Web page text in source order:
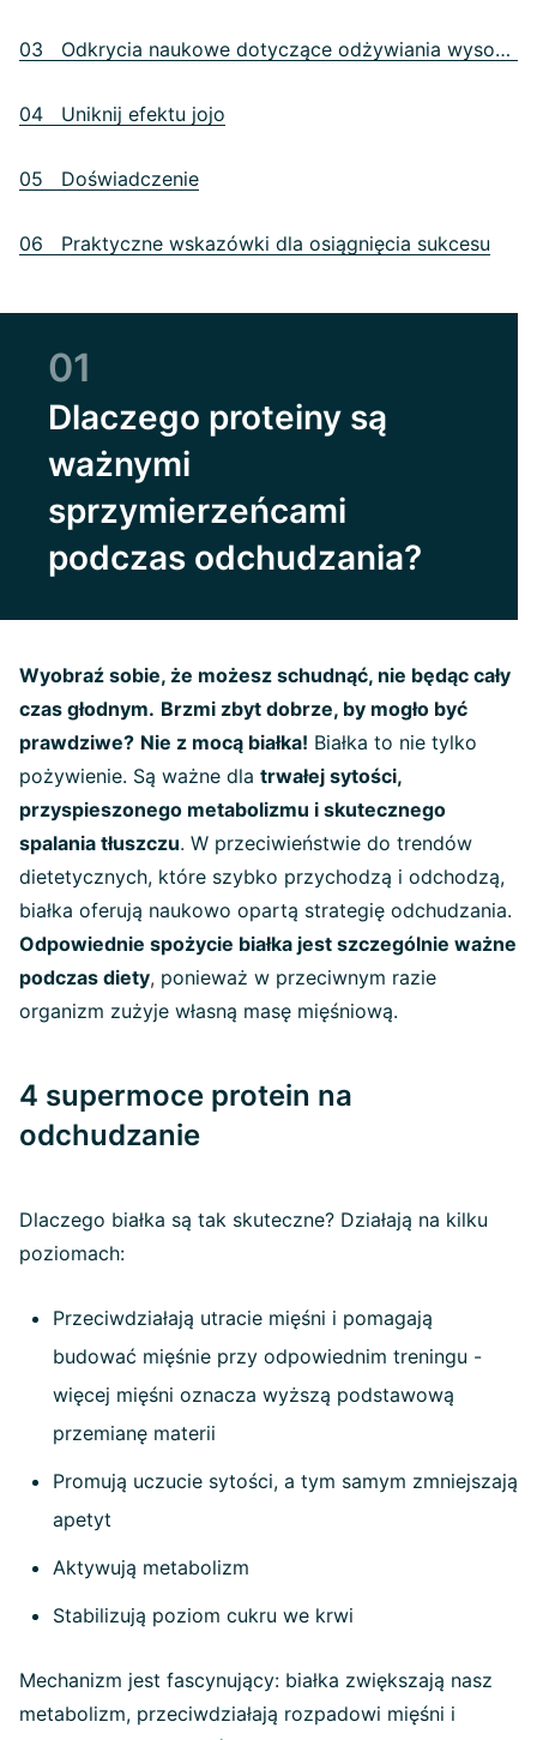
03 Odkrycia naukowe dotyczące odżywiania wysokobiałkowego a dieta
04 Uniknij efektu jojo
05 Doświadczenie
06 Praktyczne wskazówki dla osiągnięcia sukcesu
01
Dlaczego proteiny są
ważnymi
sprzymierzeńcami
podczas odchudzania?
Wyobraź sobie, że możesz schudnąć, nie będąc cały
czas głodnym. Brzmi zbyt dobrze, by mogło być
prawdziwe? Nie z mocą białka! Białka to nie tylko
pożywienie. Są ważne dla trwałej sytości,
przyspieszonego metabolizmu i skutecznego
spalania tłuszczu. W przeciwieństwie do trendów
dietetycznych, które szybko przychodzą i odchodzą,
białka oferują naukowo opartą strategię odchudzania.
Odpowiednie spożycie białka jest szczególnie ważne
podczas diety, ponieważ w przeciwnym razie
organizm zużyje własną masę mięśniową.
4 supermoce protein na
odchudzanie
Dlaczego białka są tak skuteczne? Działają na kilku
poziomach:
Przeciwdziałają utracie mięśni i pomagają
budować mięśnie przy odpowiednim treningu -
więcej mięśni oznacza wyższą podstawową
przemianę materii
Promują uczucie sytości, a tym samym zmniejszają
apetyt
Aktywują metabolizm
Stabilizują poziom cukru we krwi
Mechanizm jest fascynujący: białka zwiększają nasz
metabolizm, przeciwdziałają rozpadowi mięśni i